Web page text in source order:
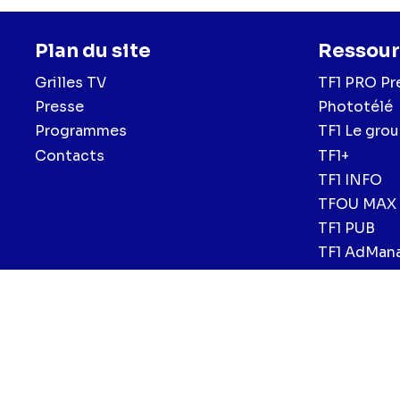
Plan du site
Grilles TV
Presse
Programmes
Contacts
TF1 PRO
Phototélé
TF1 Le
TF1+
TF1 INFO
TFOU MAX
TF1 PUB
TF1